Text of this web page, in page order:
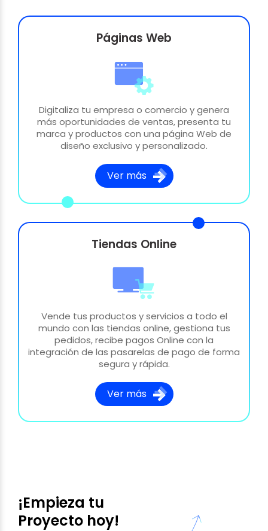
Páginas Web
Digitaliza tu empresa o comercio y genera
más oportunidades de ventas, presenta tu
marca y productos con una página Web de
diseño exclusivo y personalizado.
Ver más
Tiendas Online
Vende tus productos y servicios a todo el
mundo con las tiendas online, gestiona tus
pedidos, recibe pagos Online con la
integración de las pasarelas de pago de forma
segura y rápida.
Ver más
¡Empieza tu
Proyecto hoy!